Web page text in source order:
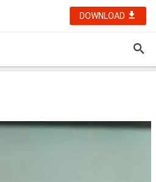
DOWNLOAD